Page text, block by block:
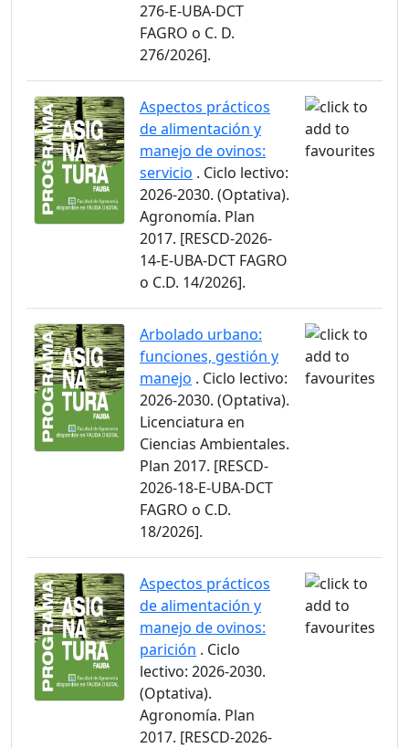
276-E-UBA-DCT
FAGRO o C. D.
276/2026].
Aspectos prácticos
de alimentación y
manejo de ovinos:
servicio . Ciclo lectivo:
2026-2030. (Optativa).
Agronomía. Plan
2017. [RESCD-2026-
14-E-UBA-DCT FAGRO
o C.D. 14/2026].
Arbolado urbano:
funciones, gestión y
manejo . Ciclo lectivo:
2026-2030. (Optativa).
Licenciatura en
Ciencias Ambientales.
Plan 2017. [RESCD-
2026-18-E-UBA-DCT
FAGRO o C.D.
18/2026].
Aspectos prácticos
de alimentación y
manejo de ovinos:
parición . Ciclo
lectivo: 2026-2030.
(Optativa).
Agronomía. Plan
2017. [RESCD-2026-